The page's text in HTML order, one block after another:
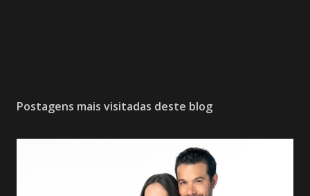
Postagens mais visitadas deste blog